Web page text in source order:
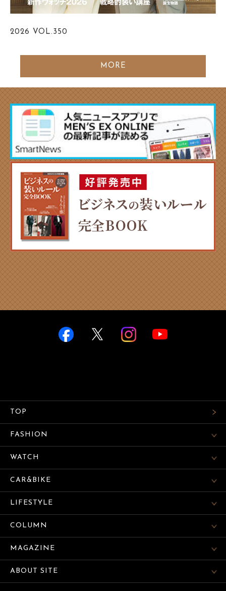
2026 VOL.350
MORE
TOP
FASHION
WATCH
CAR&BIKE
LIFESTYLE
COLUMN
MAGAZINE
ABOUT SITE